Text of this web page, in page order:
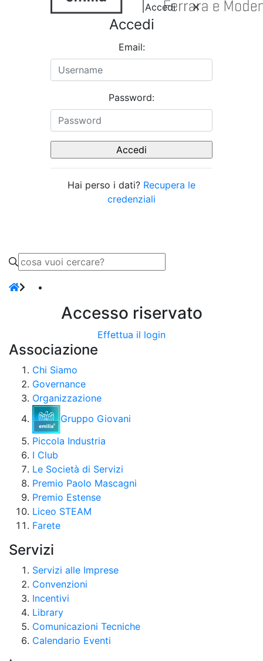
Accedi
Accedi
Email:
Password:
Hai perso i dati? Recupera le
credenziali
Accesso riservato
Effettua il login
Associazione
Chi Siamo
Governance
Organizzazione
Gruppo Giovani
Piccola Industria
I Club
Le Società di Servizi
Premio Paolo Mascagni
Premio Estense
Liceo STEAM
Farete
Servizi
Servizi alle Imprese
Convenzioni
Incentivi
Library
Comunicazioni Tecniche
Calendario Eventi